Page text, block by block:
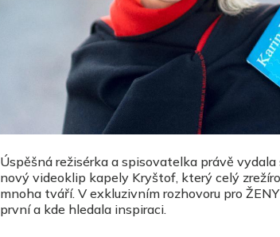
Úspěšná režisérka a spisovatelka právě
nový videoklip kapely Kryštof, který celý
mnoha tváří. V exkluzivním rozhovoru pro
první a kde hledala inspiraci.